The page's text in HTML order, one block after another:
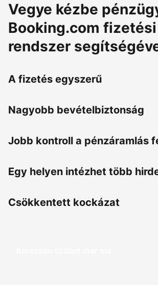
Vegye kézbe
Booking.com fizetési
rendszer
A fizetés egyszerű
Nagyobb bevételbiztonság
Jobb kontroll a pénzáramlás
Egy helyen intézhet több
Csökkentett kockázat
Keressen többet már ma